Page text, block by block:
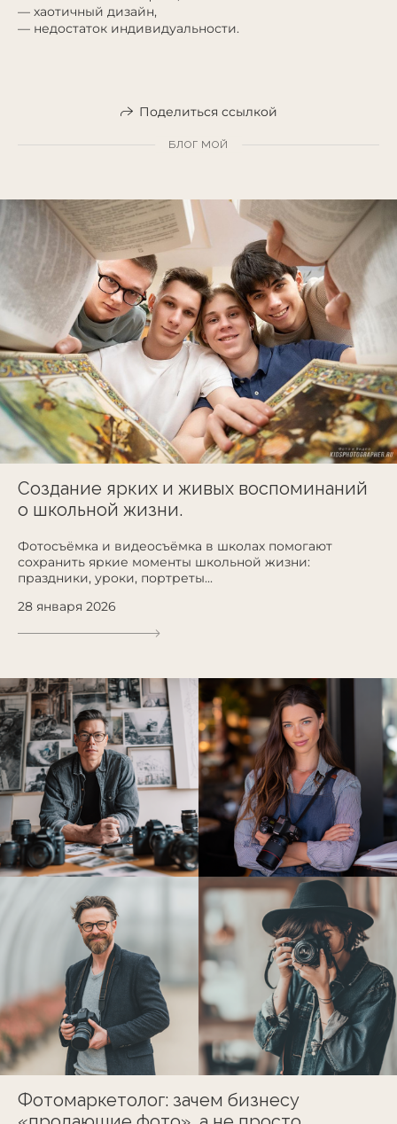
— хаотичный дизайн,
— недостаток индивидуальности.
Поделиться ссылкой
БЛОГ МОЙ
Создание ярких и живых воспоминаний
о школьной жизни.
Фотосъёмка и видеосъёмка в школах помогают
сохранить яркие моменты школьной жизни:
праздники, уроки, портреты...
28 января 2026
Фотомаркетолог: зачем бизнесу